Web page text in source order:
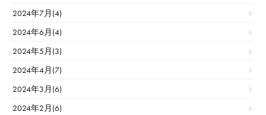
2024年7月(4)
2024年6月(4)
2024年5月(3)
2024年4月(7)
2024年3月(6)
2024年2月(6)